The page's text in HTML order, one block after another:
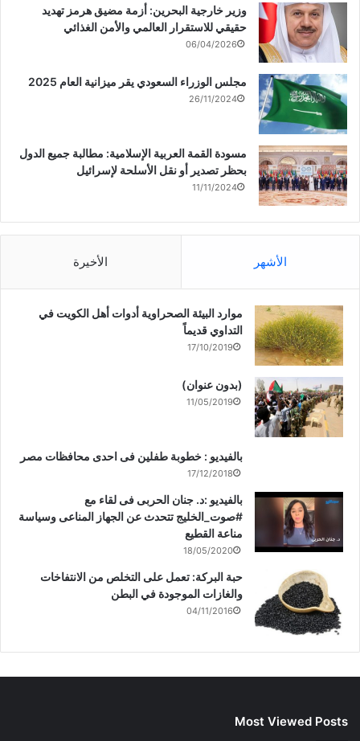
وزير خارجية البحرين: أزمة مضيق هرمز تهديد
حقيقي للاستقرار العالمي والأمن الغذائي
06/04/2026
مجلس الوزراء السعودي يقر ميزانية العام 2025
26/11/2024
مسودة القمة العربية الإسلامية: مطالبة جميع الدول
بحظر تصدير أو نقل الأسلحة لإسرائيل
11/11/2024
الأشهر الأخيرة
موارد البيئة الصحراوية أدوات أهل الكويت في
التداوي قديماً
17/10/2019
(بدون عنوان)
11/05/2019
بالفيديو : خطوبة طفلين فى احدى محافظات مصر
17/12/2018
بالفيديو :د. جنان الحربى فى لقاء مع
#صوت_الخليج تتحدث عن الجهاز المناعى وسياسة
مناعة القطيع
18/05/2020
حبة البركة: تعمل على التخلص من الانتفاخات
والغازات الموجودة في البطن
04/11/2016
Most Viewed Posts